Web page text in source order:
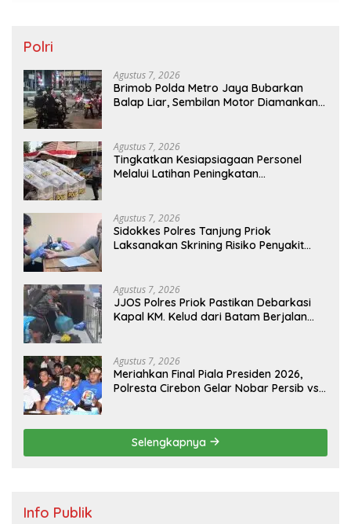
Polri
Agustus 7, 2026
Brimob Polda Metro Jaya Bubarkan
Balap Liar, Sembilan Motor Diamankan
Agustus 7, 2026
Tingkatkan Kesiapsiagaan Personel
Melalui Latihan Peningkatan
Agustus 7, 2026
Sidokkes Polres Tanjung Priok
Laksanakan Skrining Risiko Penyakit
Agustus 7, 2026
JJOS Polres Priok Pastikan Debarkasi
Kapal KM. Kelud dari Batam Berjalan
Agustus 7, 2026
Meriahkan Final Piala Presiden 2026,
Polresta Cirebon Gelar Nobar Persib vs
Selengkapnya
Info Publik